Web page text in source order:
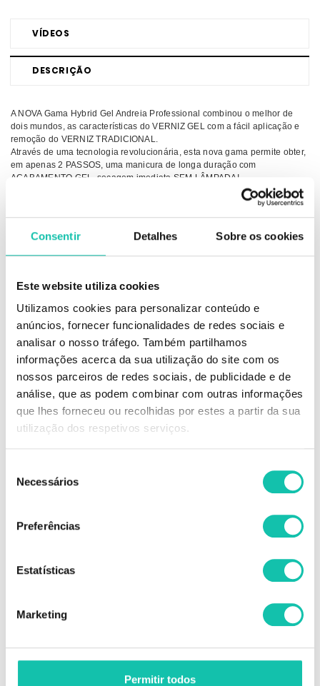
Consentir Detalhes Sobre os cookies
Este website utiliza cookies
Utilizamos cookies para personalizar conteúdo e
anúncios, fornecer funcionalidades de redes sociais e
analisar o nosso tráfego. Também partilhamos
informações acerca da sua utilização do site com os
nossos parceiros de redes sociais, de publicidade e de
análise, que as podem combinar com outras informações
que lhes forneceu ou recolhidas por estes a partir da sua
utilização dos respetivos serviços.
Necessários
Preferências
Estatísticas
Marketing
Permitir todos
DESCRIÇÃO
VÍDEOS
INGREDIENTES
OPINIÕES
A NOVA Gama Hybrid Gel Andreia Professional combinou o melhor de
dois mundos, as características do VERNIZ GEL com a fácil aplicação e
remoção do VERNIZ TRADICIONAL.
Através de uma tecnologia revolucionária, esta nova gama permite obter,
em apenas 2 PASSOS, uma manicura de longa duração com
ACABAMENTO GEL, secagem imediata SEM LÂMPADA!
 2 Passos
 Acabamento gel
 Longa duração
 Pincel profissional de alta precisão
 48 tons disponíveis
Aplicação em 2 passos:
1- Aplicar uma ou duas camadas de Fusion Color. Selar a ponta da unha.
Simples e perfeito!
As amostras dos tons de verniz são meramente indicadoras, uma vez que
Desta forma, não nos responsabilizamos por eventuais variações de cor
Comprar Verniz híbrido My precious Stones ANDREIA MELHOR PREÇO |